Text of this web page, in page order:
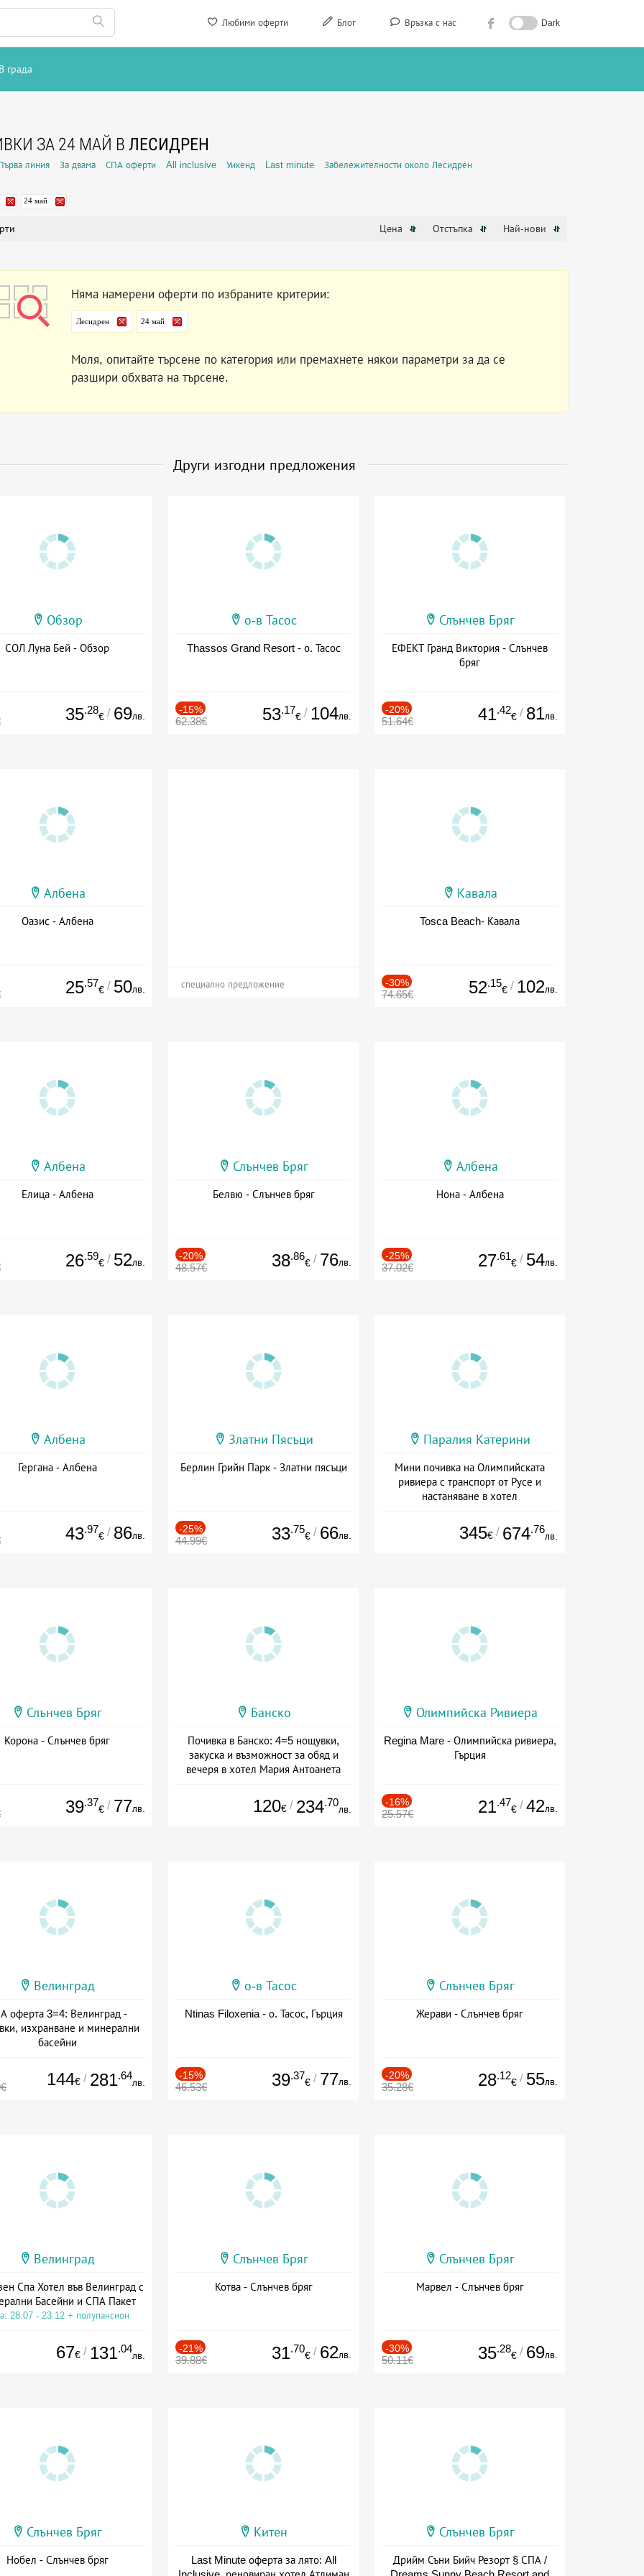
Любими оферти Блог Връзка с нас Dark
В града
ЗА 24 МАЙ В ЛЕСИДРЕН
линия За двама СПА оферти All inclusive Уикенд Last minute Забележителности около Лесидрен
24 май
Цена Отстъпка Най-нови
Няма намерени оферти по избраните критерии:
Лесидрен 24 май
Моля, опитайте търсене по категория или премахнете някои параметри за да се
разшири обхвата на търсене.
Други изгодни предложения
Обзор
СОЛ Луна Бей - Обзор
35.28
€ / 69лв.
о-в Тасос
Thassos Grand Resort - о. Тасос
-15%
62.38€ 53.17
€ / 104лв.
Слънчев Бряг
ЕФЕКТ Гранд Виктория - Слънчев
бряг
-20%
51.64€ 41.42
€ / 81лв.
Албена
Оазис - Албена
25.57
€ / 50лв. специално предложение
Кавала
Tosca Beach- Кавала
-30%
74.65€ 52.15
€ / 102лв.
Албена
Елица - Албена
26.59
€ / 52лв.
Слънчев Бряг
Белвю - Слънчев бряг
-20%
48.57€ 38.86
€ / 76лв.
Албена
Нона - Албена
-25%
37.02€ 27.61
€ / 54лв.
Албена
Гергана - Албена
43.97
€ / 86лв.
Златни Пясъци
Берлин Грийн Парк - Златни пясъци
-25%
44.99€ 33.75
€ / 66лв.
Паралия Катерини
Мини почивка на Олимпийската
ривиера с транспорт от Русе и
настаняване в хотел
345€ / 674.76
лв.
Слънчев Бряг
Корона - Слънчев бряг
39.37
€ / 77лв.
Банско
Почивка в Банско: 4=5 нощувки,
закуска и възможност за обяд и
вечеря в хотел Мария Антоанета
120€ / 234.70
лв.
Олимпийска Ривиера
Regina Mare - Олимпийска ривиера,
Гърция
-16%
25.57€ 21.47
€ / 42лв.
Велинград
оферта 3=4: Велинград -
изхранване и минерални
басейни
144€ / 281.64
лв.
о-в Тасос
Ntinas Filoxenia - о. Тасос, Гърция
-15%
46.53€ 39.37
€ / 77лв.
Слънчев Бряг
Жерави - Слънчев бряг
-20%
35.28€ 28.12
€ / 55лв.
Велинград
Спа Хотел във Велинград с
Басейни и СПА Пакет
28.07 - 23.12 + полупансион
67€ / 131.04
лв.
Слънчев Бряг
Котва - Слънчев бряг
-21%
39.88€ 31.70
€ / 62лв.
Слънчев Бряг
Марвел - Слънчев бряг
-30%
50.11€ 35.28
€ / 69лв.
Слънчев Бряг
Нобел - Слънчев бряг
Китен
Last Minute оферта за лято: All
Слънчев Бряг
Дрийм Съни Бийч Резорт § СПА /